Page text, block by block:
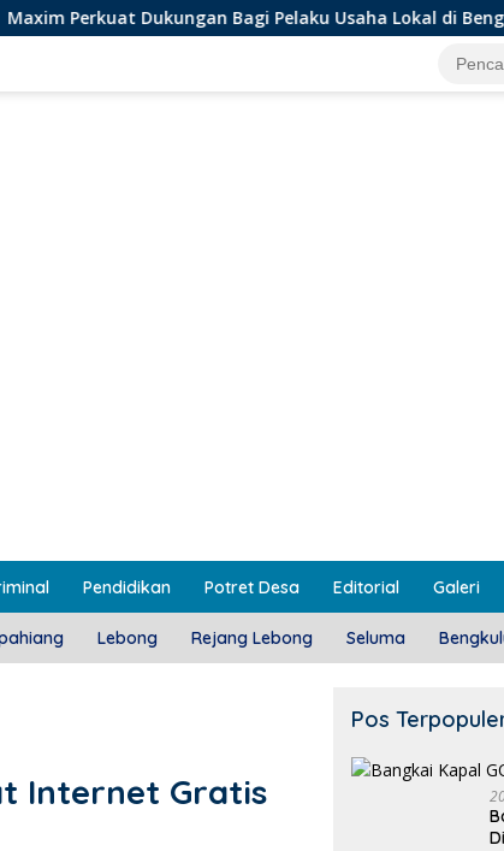
Dukungan Bagi Pelaku Usaha Lokal di Bengkulu
Pendidikan Potret Desa Editorial Galeri
Lebong Rejang Lebong Seluma
Internet Gratis
Pos